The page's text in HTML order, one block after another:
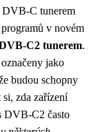
DVB-C tunerem
v novém
C2 tunerem.
jako
budou schopny
zda zařízení
DVB-C2 často